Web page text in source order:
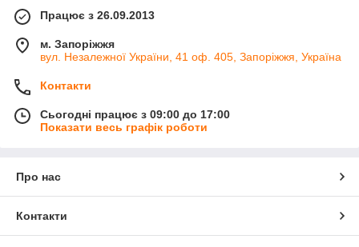
Працює з 26.09.2013
м. Запоріжжя
вул. Незалежної України, 41 оф. 405, Запоріжжя, Україна
Контакти
Сьогодні працює з 09:00 до 17:00
Показати весь графік роботи
Про нас
Контакти